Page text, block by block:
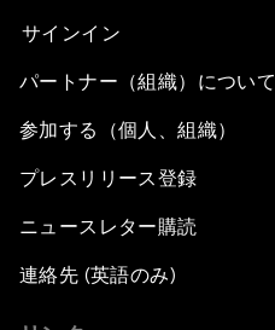
サインイン
パートナー（組織）について
参加する（個人、組織）
プレスリリース登録
ニュースレター購読
連絡先 (英語のみ)